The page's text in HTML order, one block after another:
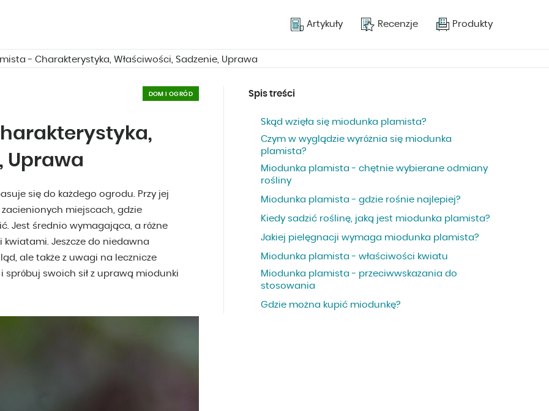
Artykuły Recenzje Produkty
- Charakterystyka, Właściwości, Sadzenie, Uprawa
DOM I OGRÓD
Uprawa
się do każdego ogrodu. Przy jej
miejscach, gdzie
Jest średnio wymagająca, a różne
Jeszcze do niedawna
ale także z uwagi na lecznicze
spróbuj swoich sił z uprawą miodunki
Spis treści
Skąd wzięła się miodunka plamista?
Czym w wyglądzie wyróżnia się miodunka
plamista?
Miodunka plamista - chętnie wybierane odmiany
rośliny
Miodunka plamista - gdzie rośnie najlepiej?
Kiedy sadzić roślinę, jaką jest miodunka plamista?
Jakiej pielęgnacji wymaga miodunka plamista?
Miodunka plamista - właściwości kwiatu
Miodunka plamista - przeciwwskazania do
stosowania
Gdzie można kupić miodunkę?